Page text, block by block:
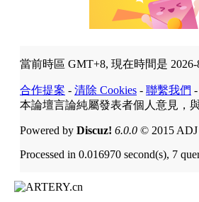
當前時區 GMT+8, 現在時間是 2026-
合作提案 - 清除 Cookies - 聯繫我們 -
本論壇言論純屬發表者個人意見，
Powered by Discuz! 6.0.0 © 2015
Processed in 0.016970 second(s), 7